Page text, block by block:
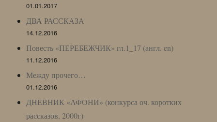
01.01.2017
ДВА РАССКАЗА
14.12.2016
Повесть «ПЕРЕБЕЖЧИК» гл.1_17 (англ. en)
11.12.2016
Между прочего…
01.12.2016
ДНЕВНИК «АФОНИ» (конкурса оч. коротких
рассказов, 2000г)